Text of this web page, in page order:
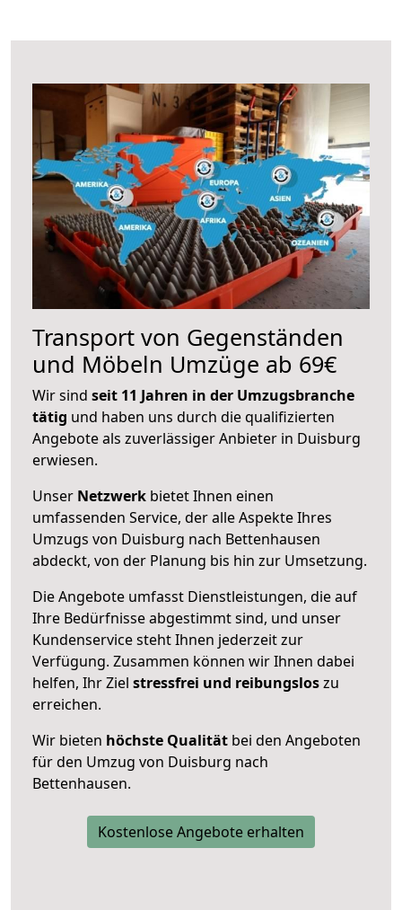
Transport von Gegenständen
und Möbeln Umzüge ab 69€
Wir sind seit 11 Jahren in der Umzugsbranche
tätig und haben uns durch die qualifizierten
Angebote als zuverlässiger Anbieter in Duisburg
erwiesen.
Unser Netzwerk bietet Ihnen einen
umfassenden Service, der alle Aspekte Ihres
Umzugs von Duisburg nach Bettenhausen
abdeckt, von der Planung bis hin zur Umsetzung.
Die Angebote umfasst Dienstleistungen, die auf
Ihre Bedürfnisse abgestimmt sind, und unser
Kundenservice steht Ihnen jederzeit zur
Verfügung. Zusammen können wir Ihnen dabei
helfen, Ihr Ziel stressfrei und reibungsloszu
erreichen.
Wir bieten höchste Qualität bei den Angeboten
für den Umzug von Duisburg nach
Bettenhausen.
Kostenlose Angebote erhalten